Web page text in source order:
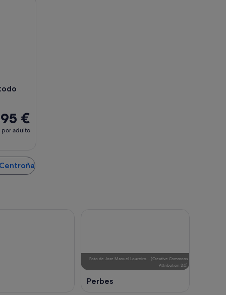
€
por adulto
Foto de Jose Manuel Loureiro… (Creative Commons
Attribution 3.0)
Perbes